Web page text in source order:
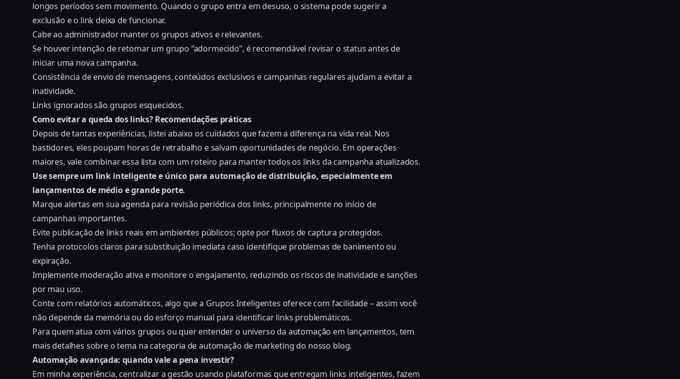
longos períodos sem movimento. Quando o grupo entra em desuso, o sistema pode sugerir a
exclusão e o link deixa de funcionar.
Cabe ao administrador manter os grupos ativos e relevantes.
Se houver intenção de retomar um grupo “adormecido”, é recomendável revisar o status antes de
iniciar uma nova campanha.
Consistência de envio de mensagens, conteúdos exclusivos e campanhas regulares ajudam a evitar a
inatividade.
Links ignorados são grupos esquecidos.
Como evitar a queda dos links? Recomendações práticas
Depois de tantas experiências, listei abaixo os cuidados que fazem a diferença na vida real. Nos
bastidores, eles poupam horas de retrabalho e salvam oportunidades de negócio. Em operações
maiores, vale combinar essa lista com um roteiro para manter todos os links da campanha atualizados.
Use sempre um link inteligente e único para automação de distribuição, especialmente em
lançamentos de médio e grande porte.
Marque alertas em sua agenda para revisão periódica dos links, principalmente no início de
campanhas importantes.
Evite publicação de links reais em ambientes públicos; opte por fluxos de captura protegidos.
Tenha protocolos claros para substituição imediata caso identifique problemas de banimento ou
expiração.
Implemente moderação ativa e monitore o engajamento, reduzindo os riscos de inatividade e sanções
por mau uso.
Conte com relatórios automáticos, algo que a Grupos Inteligentes oferece com facilidade – assim você
não depende da memória ou do esforço manual para identificar links problemáticos.
Para quem atua com vários grupos ou quer entender o universo da automação em lançamentos, tem
mais detalhes sobre o tema na categoria de automação de marketing do nosso blog.
Automação avançada: quando vale a pena investir?
Em minha experiência, centralizar a gestão usando plataformas que entregam links inteligentes, fazem